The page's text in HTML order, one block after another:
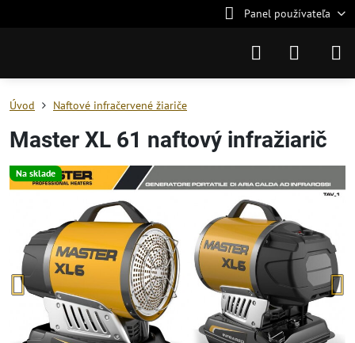
Panel používateľa
Na sklade
Úvod Naftové infračervené žiariče
Master XL 61 naftový infražiarič